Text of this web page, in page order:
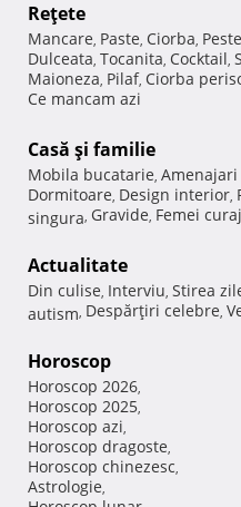
Reţete
Mancare, Paste, Ciorba, Peste
Dulceata, Tocanita, Cocktail,
Maioneza, Pilaf, Ciorba
Ce mancam azi
Casă şi familie
Mobila bucatarie,
Dormitoare, Design interior,
singura, Gravide, Femei
Actualitate
Din culise, Interviu, Stirea
autism, Despărţiri celebre,
Horoscop
Horoscop 2026,
Horoscop 2025,
Horoscop azi,
Horoscop dragoste,
Horoscop chinezesc,
Astrologie,